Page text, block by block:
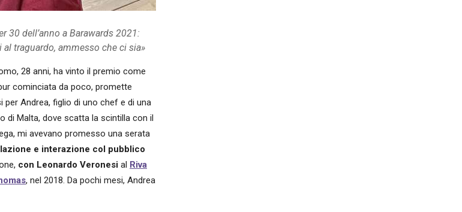
30 dell’anno a Barawards 2021:
traguardo, ammesso che ci sia»
28 anni, ha vinto il premio come
cominciata da poco, promette
Andrea, figlio di uno chef e di una
di Malta, dove scatta la scintilla con il
mi avevano promesso una serata
e interazione col pubblico
con Leonardo Veronesi al Riva
, nel 2018. Da pochi mesi, Andrea